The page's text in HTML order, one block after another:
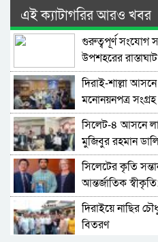
এই ক্যাটাগরির আরও খবর
গুরুত্বপূর্ণ সংযোগ
উপশহরের
দিরাই-শাল্লা
মনোনয়নপত্র সংগ্রহ
সিলেট-৪ আসনে
মুজিবুর রহমান
সিলেটের কৃতি
আন্তর্জাতিক
প্রয়োগে পিএইচডি
দিরাইয়ে নাছির
বিতরণ